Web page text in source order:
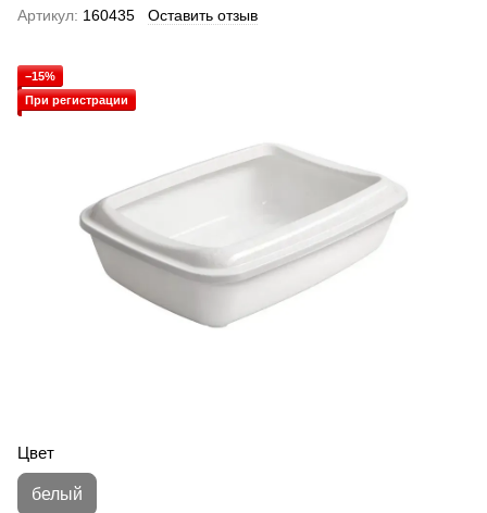
Артикул: 160435 Оставить отзыв
−15%
При регистрации
Цвет
белый